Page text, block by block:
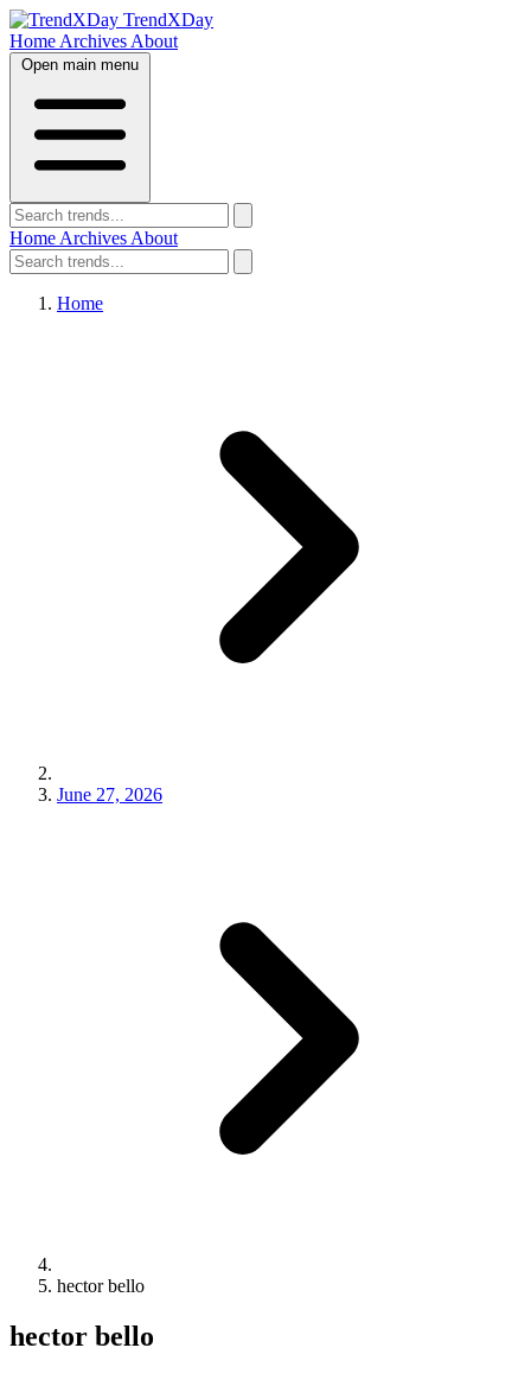
TrendXDay
Home Archives About
Open main menu
Home Archives About
Home
June 27, 2026
hector bello
hector bello